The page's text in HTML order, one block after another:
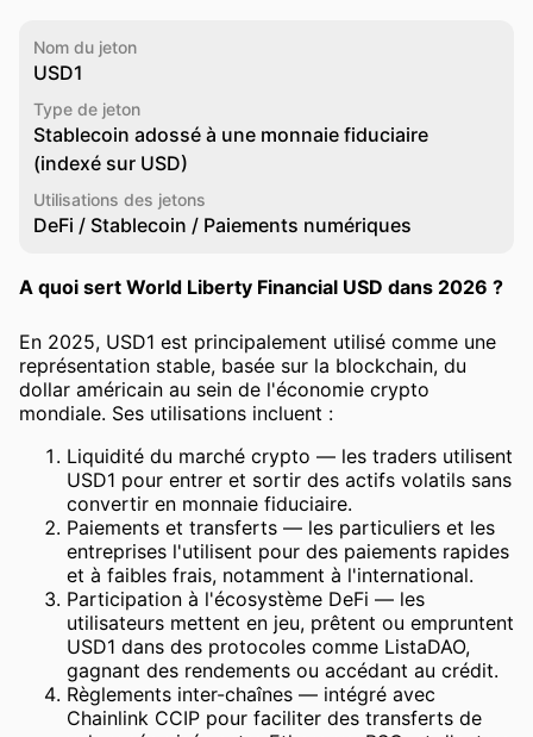
Nom du jeton
USD1
Type de jeton
Stablecoin adossé à une monnaie fiduciaire
(indexé sur USD)
Utilisations des jetons
DeFi / Stablecoin / Paiements numériques
A quoi sert World Liberty Financial USD dans 2026 ?
En 2025, USD1 est principalement utilisé comme une
représentation stable, basée sur la blockchain, du
dollar américain au sein de l'économie crypto
mondiale. Ses utilisations incluent :
Liquidité du marché crypto — les traders utilisent
USD1 pour entrer et sortir des actifs volatils sans
convertir en monnaie fiduciaire.
Paiements et transferts — les particuliers et les
entreprises l'utilisent pour des paiements rapides
et à faibles frais, notamment à l'international.
Participation à l'écosystème DeFi — les
utilisateurs mettent en jeu, prêtent ou empruntent
USD1 dans des protocoles comme ListaDAO,
gagnant des rendements ou accédant au crédit.
Règlements inter-chaînes — intégré avec
Chainlink CCIP pour faciliter des transferts de